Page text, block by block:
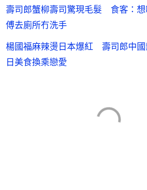
壽司郎蟹柳壽司驚現毛髮 食客：
傅去廁所冇洗手
楊國福麻辣燙日本爆紅 壽司郎中
日美食換乘戀愛